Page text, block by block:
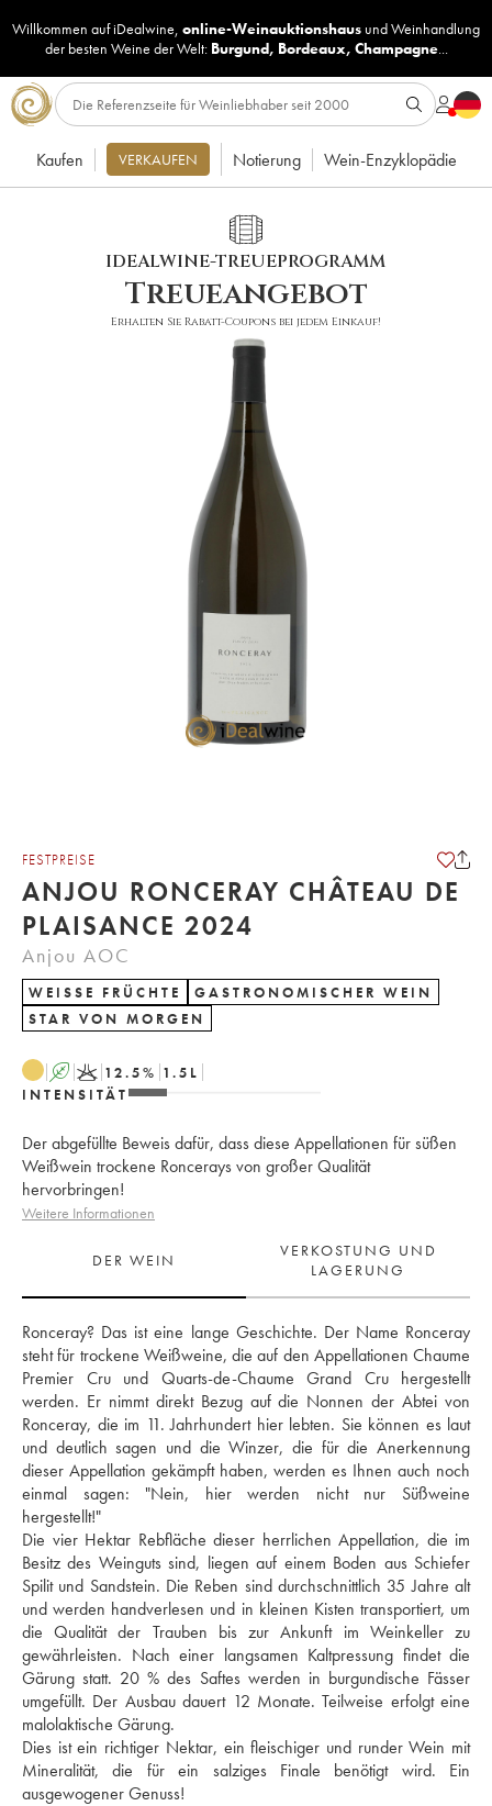
Willkommen auf iDealwine, online-Weinauktionshaus undWeinhandlung
der besten Weine der Welt: Burgund, Bordeaux, Champagne...
Kaufen VERKAUFEN Notierung Wein-Enzyklopädie
IDEALWINE-TREUEPROGRAMM
Treueangebot
Erhalten Sie Rabatt-Coupons bei jedem Einkauf!
FESTPREISE
ANJOU RONCERAY CHÂTEAU DE
PLAISANCE 2024
Anjou AOC
WEISSE FRÜCHTE
GASTRONOMISCHER WEIN
STAR VON MORGEN
A K 12.5% 1.5 L
INTENSITÄT
Der abgefüllte Beweis dafür, dass diese Appellationen für süßen
Weißwein trockene Roncerays von großer Qualität
hervorbringen!
Weitere Informationen
DER WEIN
VERKOSTUNG UND
LAGERUNG
Ronceray? Das ist eine lange Geschichte. Der Name Ronceray
steht für trockene Weißweine, die auf den Appellationen Chaume
Premier Cru und Quarts-de-Chaume Grand Cru hergestellt
werden. Er nimmt direkt Bezug auf die Nonnen der Abtei von
Ronceray, die im 11. Jahrhundert hier lebten. Sie können es laut
und deutlich sagen und die Winzer, die für die Anerkennung
dieser Appellation gekämpft haben, werden es Ihnen auch noch
einmal sagen: "Nein, hier werden nicht nur Süßweine
hergestellt!"
Die vier Hektar Rebfläche dieser herrlichen Appellation, die im
Besitz des Weinguts sind, liegen auf einem Boden aus Schiefer
Spilit und Sandstein. Die Reben sind durchschnittlich 35 Jahre alt
und werden handverlesen und in kleinen Kisten transportiert, um
die Qualität der Trauben bis zur Ankunft im Weinkeller zu
gewährleisten. Nach einer langsamen Kaltpressung findet die
Gärung statt. 20 % des Saftes werden in burgundische Fässer
umgefüllt. Der Ausbau dauert 12 Monate. Teilweise erfolgt eine
malolaktische Gärung.
Dies ist ein richtiger Nektar, ein fleischiger und runder Wein mit
Mineralität, die für ein salziges Finale benötigt wird. Ein
ausgewogener Genuss!